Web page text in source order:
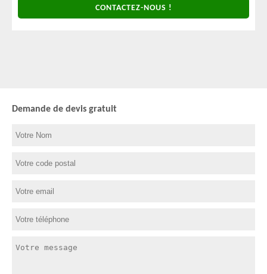
CONTACTEZ-NOUS !
Demande de devis gratuit